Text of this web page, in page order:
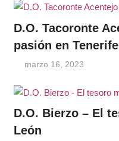
D.O. Tacoronte
pasión en Tenerife
marzo 16, 2023
D.O. Bierzo – El
León